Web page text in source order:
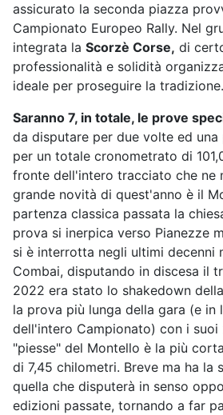
assicurato la seconda piazza
Campionato Europeo Rally. Nel
integrata la Scorzè Corse, di
professionalità e solidità
ideale per proseguire la tradizione.
Saranno 7, in totale, le prove
da disputare per due volte ed
per un totale cronometrato di
fronte dell'intero tracciato che ne
grande novità di quest'anno è il
partenza classica passata la
prova si inerpica verso Pianezze
si è interrotta negli ultimi decenni
Combai, disputando in discesa il
2022 era stato lo shakedown
la prova più lunga della gara (e in
dell'intero Campionato) con i suoi
"piesse" del Montello è la più
di 7,45 chilometri. Breve ma ha la
quella che disputerà in senso
edizioni passate, tornando a far